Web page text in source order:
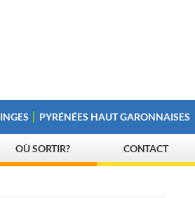
PYRÉNÉES HAUT GARONNAISES
OÙ SORTIR? CONTACT